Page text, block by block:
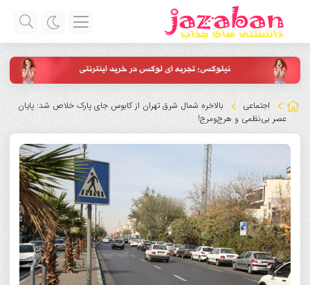
اجتماعی
بالاخره شمال شرق تهران از کابوس جای پارک خلاص شد: پایان
عصر بی‌نظمی و هرج‌ومرج!